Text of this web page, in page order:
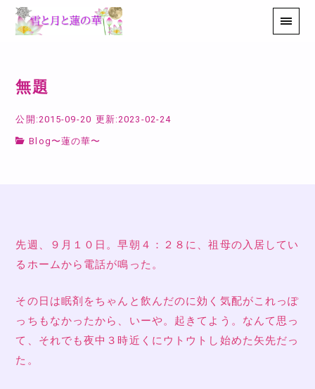
無題
公開:2015-09-20 更新:2023-02-24
Blog〜蓮の華〜
先週、９月１０日。早朝４：２８に、祖母の入居してい
るホームから電話が鳴った。
その日は眠剤をちゃんと飲んだのに効く気配がこれっぽ
っちもなかったから、いーや。起きてよう。なんて思っ
て、それでも夜中３時近くにウトウトし始めた矢先だっ
た。